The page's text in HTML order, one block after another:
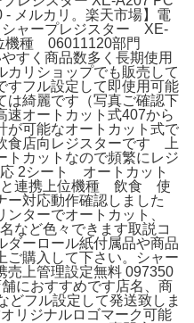
メルカリ。楽天市場】電
シャープレジスター XE-
種 06011120部門
すく商品数多く長期使用
カリショップでも販売して
すフル設定して即使用可能
は綺麗です（写真ご確認下
速オートカット式407から
が可能なオートカット式で
食店向レジスターです 上
カットなので頻繁にレジ
2シート オートカット
連携上位機種 飲食 使
ー対応動作確認しました
ターでオートカット、
など色々できます取説コ
ダーロール紙付属品や商品
ご購入して下さい。シャー
売上管理設定無料 097350
におすすめです店名、商
どフル設定して発送致しま
リジナルロゴマーク可能